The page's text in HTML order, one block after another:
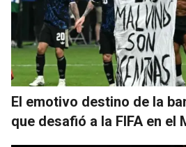
El emotivo destino de la
que desafió a la FIFA en el